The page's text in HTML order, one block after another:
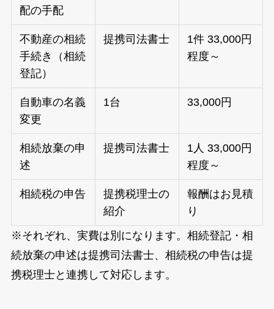
配の手配
不動産の相続
手続き（相続
登記）
提携司法書士
1件 33,000円
程度～
自動車の名義
変更
1台 33,000円
相続放棄の申
述
提携司法書士
1人 33,000円
程度～
相続税の申告
提携税理士の
紹介
報酬はお見積
り
※それぞれ、実費は別になります。相続登記・相
続放棄の申述は提携司法書士、相続税の申告は提
携税理士と連携して対応します。